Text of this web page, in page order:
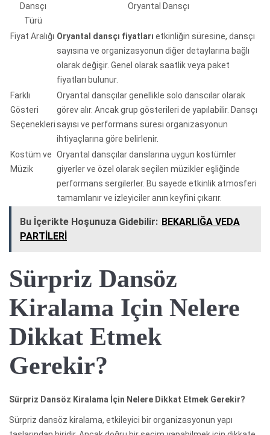
Dansçı
Türü
Oryantal Dansçı
Fiyat Aralığı Oryantal dansçı fiyatları etkinliğin süresine, dansçı
sayısına ve organizasyonun diğer detaylarına bağlı
olarak değişir. Genel olarak saatlik veya paket
fiyatları bulunur.
Farklı
Gösteri
Seçenekleri
Oryantal dansçılar genellikle solo danscılar olarak
görev alır. Ancak grup gösterileri de yapılabilir. Dansçı
sayısı ve performans süresi organizasyonun
ihtiyaçlarına göre belirlenir.
Kostüm ve
Müzik
Oryantal dansçılar danslarına uygun kostümler
giyerler ve özel olarak seçilen müzikler eşliğinde
performans sergilerler. Bu sayede etkinlik atmosferi
tamamlanır ve izleyiciler anın keyfini çıkarır.
Bu İçerikte Hoşunuza Gidebilir: BEKARLIĞA VEDA
PARTİLERİ
Sürpriz Dansöz
Kiralama Için Nelere
Dikkat Etmek
Gerekir?
Sürpriz Dansöz Kiralama İçin Nelere Dikkat Etmek Gerekir?
Sürpriz dansöz kiralama, etkileyici bir organizasyonun yapı